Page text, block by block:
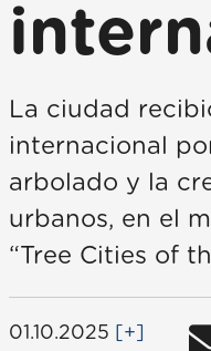
La ciudad
internacional
arbolado y la
urbanos, en el
“Tree Cities of
01.10.2025 [+]